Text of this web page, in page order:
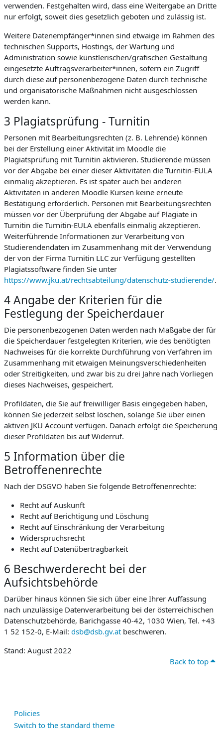
verwenden. Festgehalten wird, dass eine Weitergabe an Dritte
nur erfolgt, soweit dies gesetzlich geboten und zulässig ist.
Weitere Datenempfänger*innen sind etwaige im Rahmen des
technischen Supports, Hostings, der Wartung und
Administration sowie künstlerischen/grafischen Gestaltung
eingesetzte Auftragsverarbeiter*innen, sofern ein Zugriff
durch diese auf personenbezogene Daten durch technische
und organisatorische Maßnahmen nicht ausgeschlossen
werden kann.
3 Plagiatsprüfung - Turnitin
Personen mit Bearbeitungsrechten (z. B. Lehrende) können
bei der Erstellung einer Aktivität im Moodle die
Plagiatsprüfung mit Turnitin aktivieren. Studierende müssen
vor der Abgabe bei einer dieser Aktivitäten die Turnitin-EULA
einmalig akzeptieren. Es ist später auch bei anderen
Aktivitäten in anderen Moodle Kursen keine erneute
Bestätigung erforderlich. Personen mit Bearbeitungsrechten
müssen vor der Überprüfung der Abgabe auf Plagiate in
Turnitin die Turnitin-EULA ebenfalls einmalig akzeptieren.
Weiterführende Informationen zur Verarbeitung von
Studierendendaten im Zusammenhang mit der Verwendung
der von der Firma Turnitin LLC zur Verfügung gestellten
Plagiatssoftware finden Sie unter
https://www.jku.at/rechtsabteilung/datenschutz-studierende/.
4 Angabe der Kriterien für die
Festlegung der Speicherdauer
Die personenbezogenen Daten werden nach Maßgabe der für
die Speicherdauer festgelegten Kriterien, wie des benötigten
Nachweises für die korrekte Durchführung von Verfahren im
Zusammenhang mit etwaigen Meinungsverschiedenheiten
oder Streitigkeiten, und zwar bis zu drei Jahre nach Vorliegen
dieses Nachweises, gespeichert.
Profildaten, die Sie auf freiwilliger Basis eingegeben haben,
können Sie jederzeit selbst löschen, solange Sie über einen
aktiven JKU Account verfügen. Danach erfolgt die Speicherung
dieser Profildaten bis auf Widerruf.
5 Information über die
Betroffenenrechte
Nach der DSGVO haben Sie folgende Betroffenenrechte:
Recht auf Auskunft
Recht auf Berichtigung und Löschung
Recht auf Einschränkung der Verarbeitung
Widerspruchsrecht
Recht auf Datenübertragbarkeit
6 Beschwerderecht bei der
Aufsichtsbehörde
Darüber hinaus können Sie sich über eine Ihrer Auffassung
nach unzulässige Datenverarbeitung bei der österreichischen
Datenschutzbehörde, Barichgasse 40-42, 1030 Wien, Tel. +43
1 52 152-0, E-Mail: dsb@dsb.gv.at beschweren.
Stand: August 2022
Back to top
Policies
Switch to the standard theme